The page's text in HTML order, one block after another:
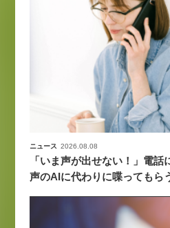
ニュース 2026.08.08
「いま声が出せない！」電
声のAIに代わりに喋ってもら